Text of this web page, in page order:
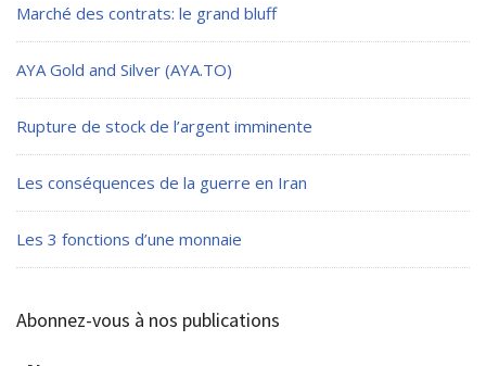
Marché des contrats: le grand bluff
AYA Gold and Silver (AYA.TO)
Rupture de stock de l’argent imminente
Les conséquences de la guerre en Iran
Les 3 fonctions d’une monnaie
Abonnez-vous à nos publications